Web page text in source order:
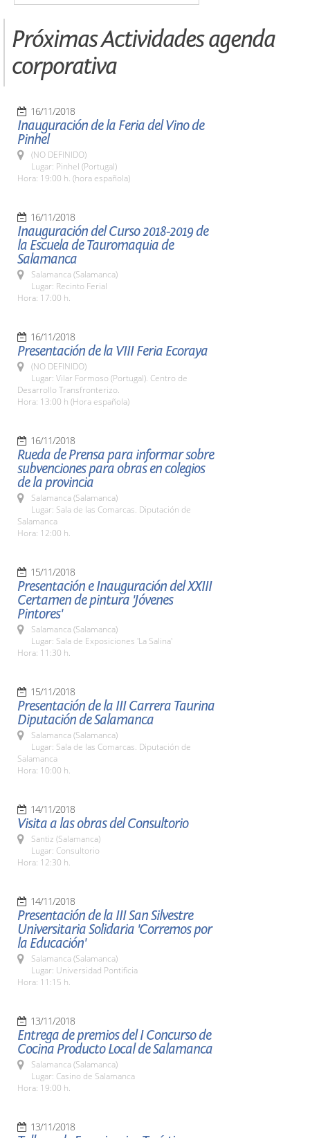
Próximas Actividades agenda
corporativa
16/11/2018
Inauguración de la Feria del Vino de
Pinhel
(NO DEFINIDO)
Lugar: Pinhel (Portugal)
Hora: 19:00 h. (hora española)
16/11/2018
Inauguración del Curso 2018-2019 de
la Escuela de Tauromaquia de
Salamanca
Salamanca (Salamanca)
Lugar: Recinto Ferial
Hora: 17:00 h.
16/11/2018
Presentación de la VIII Feria Ecoraya
(NO DEFINIDO)
Lugar: Vilar Formoso (Portugal). Centro de
Desarrollo Transfronterizo.
Hora: 13:00 h (Hora española)
16/11/2018
Rueda de Prensa para informar sobre
subvenciones para obras en colegios
de la provincia
Salamanca (Salamanca)
Lugar: Sala de las Comarcas. Diputación de
Salamanca
Hora: 12:00 h.
15/11/2018
Presentación e Inauguración del XXIII
Certamen de pintura 'Jóvenes
Pintores'
Salamanca (Salamanca)
Lugar: Sala de Exposiciones 'La Salina'
Hora: 11:30 h.
15/11/2018
Presentación de la III Carrera Taurina
Diputación de Salamanca
Salamanca (Salamanca)
Lugar: Sala de las Comarcas. Diputación de
Salamanca
Hora: 10:00 h.
14/11/2018
Visita a las obras del Consultorio
Santiz (Salamanca)
Lugar: Consultorio
Hora: 12:30 h.
14/11/2018
Presentación de la III San Silvestre
Universitaria Solidaria 'Corremos por
la Educación'
Salamanca (Salamanca)
Lugar: Universidad Pontificia
Hora: 11:15 h.
13/11/2018
Entrega de premios del I Concurso de
Cocina Producto Local de Salamanca
Salamanca (Salamanca)
Lugar: Casino de Salamanca
Hora: 19:00 h.
13/11/2018